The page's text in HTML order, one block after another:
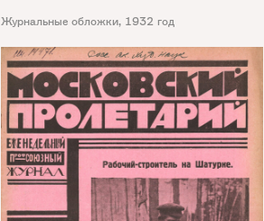
Журнальные обложки, 1932 год